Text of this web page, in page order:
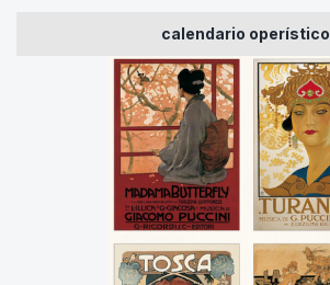
calendario operístico